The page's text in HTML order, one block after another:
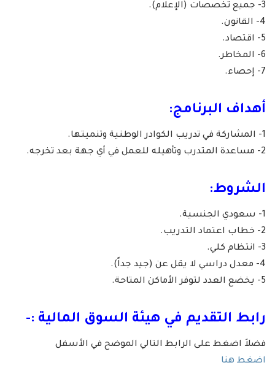
3- جميع تخصصات (الإعلام).
4- القانون.
5- اقتصاد.
6- المخاطر.
7- إحصاء.
أهداف البرنامج:
1- المشاركة في تدريب الكوادر الوطنية وتنميتها.
2- مساعدة المتدرب وتأهيله للعمل في أي جهة بعد تخرجه.
الشروط:
1- سعودي الجنسية.
2- خطاب اعتماد التدريب.
3- انتظام كلي.
4- معدل دراسي لا يقل عن (جيد جداً).
5- يخضع العدد لتوفر الأماكن المتاحة.
رابط التقديم في هيئة السوق المالية :-
فضلاَ اضغط على الرابط التالي الموضح في الأسفل
اضغط هنا